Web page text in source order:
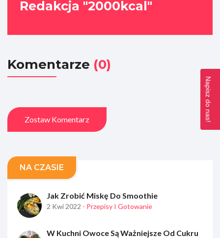
Redakcja "2000kcal"
Komentarze (0)
Zostaw Komentarz
NA CZASIE
Jak Zrobić Miskę Do Smoothie
2 Kwi 2022 - Przepisy I Gotowanie
W Kuchni Owoce Są Ważniejsze Od Cukru
Napisz do nas!